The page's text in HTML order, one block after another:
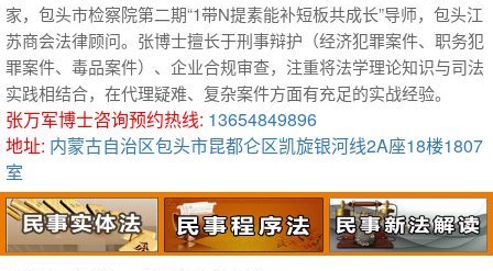
家，包头市检察院第二期“1带N提素能补短板共成长”导师，包头江
苏商会法律顾问。张博士擅长于刑事辩护（经济犯罪案件、职务犯
罪案件、毒品案件）、企业合规审查，注重将法学理论知识与司法
实践相结合，在代理疑难、复杂案件方面有充足的实战经验。
张万军博士咨询预约热线: 13654849896
地址: 内蒙古自治区包头市昆都仑区凯旋银河线2A座18楼1807
室